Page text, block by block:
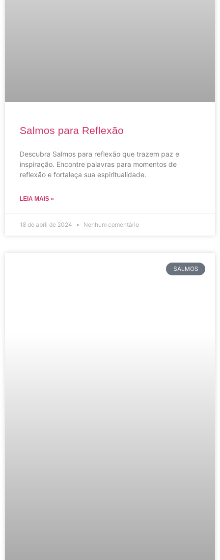
Salmos para Reflexão
Descubra Salmos para reflexão que trazem paz e
inspiração. Encontre palavras para momentos de
reflexão e fortaleça sua espiritualidade.
LEIA MAIS »
18 de abril de 2024 Nenhum comentário
SALMOS